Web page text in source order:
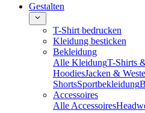
Gestalten
T-Shirt bedrucken
Kleidung besticken
Bekleidung
Alle KleidungT-Shirts
HoodiesJacken &
ShortsSportbekleidung
Accessoires
Alle Accessoires